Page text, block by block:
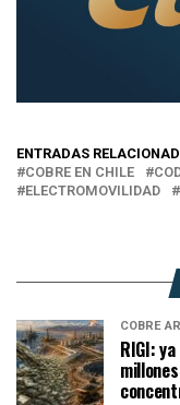
ENTRADAS
COBRE EN CHILE
ELECTROMOVILIDAD
COBRE
RIGI: